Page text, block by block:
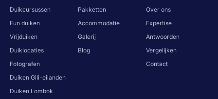
Duikcursussen
Fun duiken
Vrijduiken
Duiklocaties
Fotografen
Duiken Gili-eilanden
Duiken Lombok
Pakketten
Accommodatie
Galerij
Blog
Over ons
Expertise
Antwoorden
Vergelijken
Contact